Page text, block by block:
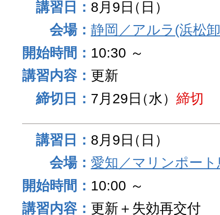
8月9日（日）
静岡／アルラ(浜松
10:30 ～
更新
7月29日（水） 締切
8月9日（日）
愛知／マリンポート
10:00 ～
更新＋失効再交付